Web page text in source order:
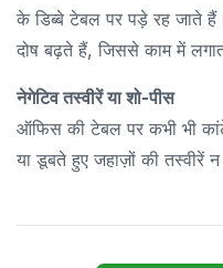
के डिब्बे टेबल पर पड़े रह जाते
दोष बढ़ते हैं, जिससे काम में
नेगेटिव तस्वीरें या शो-पीस
ऑफिस की टेबल पर कभी भी
या डूबते हुए जहाज़ों की तस्वीरें